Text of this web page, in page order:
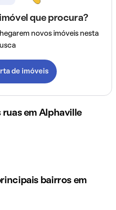
que procura?
novos imóveis nesta
de imóveis
em Alphaville
bairros em